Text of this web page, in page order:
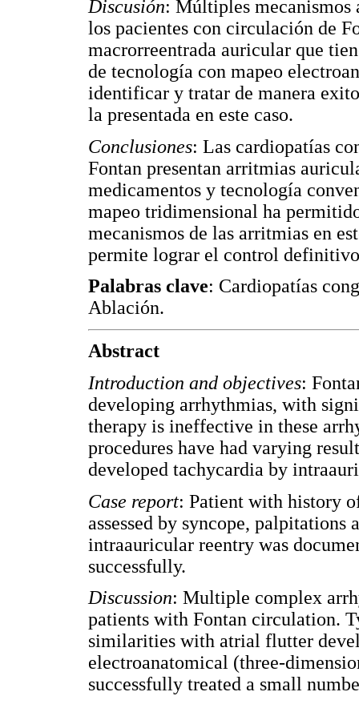
Discusión: Múltiples mecanismos
los pacientes con circulación de
macrorreentrada auricular que
de tecnología con mapeo
identificar y tratar de manera
la presentada en este caso.
Conclusiones: Las cardiopatías
Fontan presentan arritmias
medicamentos y tecnología
mapeo tridimensional ha
mecanismos de las arritmias en
permite lograr el control
Palabras clave: Cardiopatías
Ablación.
Abstract
Introduction and objectives:
developing arrhythmias, with
therapy is ineffective in these
procedures have had varying
developed tachycardia by
Case report: Patient with history
assessed by syncope,
intraauricular reentry was
successfully.
Discussion: Multiple complex
patients with Fontan circulation.
similarities with atrial flutter
electroanatomical (three-
successfully treated a small